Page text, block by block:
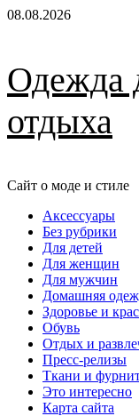
Перейти
08.08.2026
Одежда
отдыха
Сайт о моде и стиле
Основное
меню
Аксессуары
Без рубрики
Для детей
Для женщин
Для мужчин
Домашняя
Здоровье и
Обувь
Отдых и
Пресс-релизы
Ткани и
Это интересно
Карта сайта